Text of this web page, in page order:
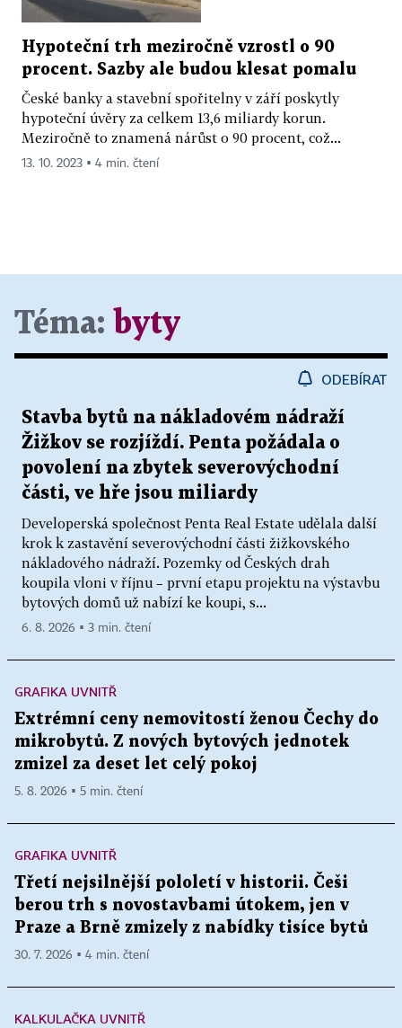
Hypoteční trh meziročně vzrostl o 90
procent. Sazby ale budou klesat pomalu
České banky a stavební spořitelny v září poskytly
hypoteční úvěry za celkem 13,6 miliardy korun.
Meziročně to znamená nárůst o 90 procent, což...
13. 10. 2023 ▪ 4 min. čtení
Téma: byty
ODEBÍRAT
Stavba bytů na nákladovém nádraží
Žižkov se rozjíždí. Penta požádala o
povolení na zbytek severovýchodní
části, ve hře jsou miliardy
Developerská společnost Penta Real Estate udělala další
krok k zastavění severovýchodní části žižkovského
nákladového nádraží. Pozemky od Českých drah
koupila vloni v říjnu – první etapu projektu na výstavbu
bytových domů už nabízí ke koupi, s...
6. 8. 2026 ▪ 3 min. čtení
GRAFIKA UVNITŘ
Extrémní ceny nemovitostí ženou Čechy do
mikrobytů. Z nových bytových jednotek
zmizel za deset let celý pokoj
5. 8. 2026 ▪ 5 min. čtení
GRAFIKA UVNITŘ
Třetí nejsilnější pololetí v historii. Češi
berou trh s novostavbami útokem, jen v
Praze a Brně zmizely z nabídky tisíce bytů
30. 7. 2026 ▪ 4 min. čtení
KALKULAČKA UVNITŘ